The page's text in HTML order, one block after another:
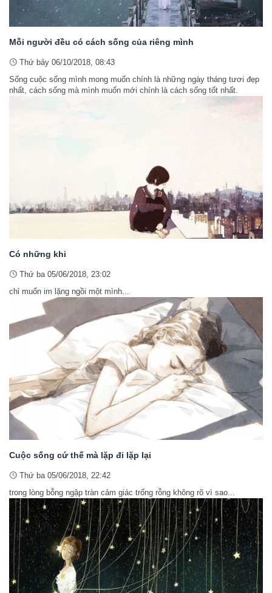
Mỗi người đều có cách sống của riêng mình
Thứ bảy 06/10/2018, 08:43
Sống cuộc sống mình mong muốn chính là những ngày tháng tươi đẹp
nhất, cách sống mà mình muốn mới chính là cách sống tốt nhất.
Có những khi
Thứ ba 05/06/2018, 23:02
chỉ muốn im lặng ngồi một mình...
Cuộc sống cứ thế mà lặp đi lặp lại
Thứ ba 05/06/2018, 22:42
trong lòng bỗng ngập tràn cảm giác trống rỗng không rõ vì sao...